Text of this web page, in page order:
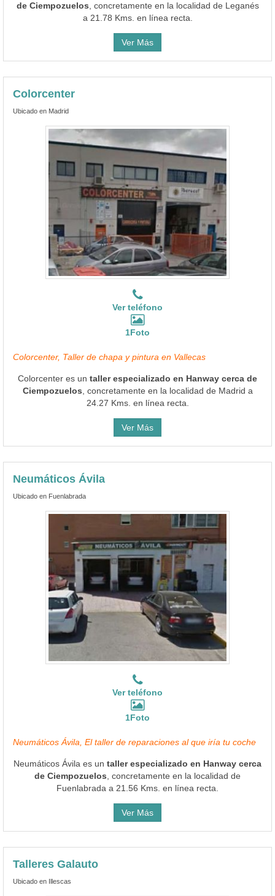
de Ciempozuelos , concretamente en la localidad de Leganés
a 21.78 Kms. en línea recta.
Ver Más
Colorcenter
Ubicado en Madrid
Ver teléfono
1Foto
Colorcenter, Taller de chapa y pintura en Vallecas
Colorcenter es un taller especializado en Hanway cerca de
Ciempozuelos , concretamente en la localidad de Madrid a
24.27 Kms. en línea recta.
Ver Más
Neumáticos Ávila
Ubicado en Fuenlabrada
Ver teléfono
1Foto
Neumáticos Ávila, El taller de reparaciones al que iría tu coche
Neumáticos Ávila es un taller especializado en Hanway cerca
de Ciempozuelos , concretamente en la localidad de
Fuenlabrada a 21.56 Kms. en línea recta.
Ver Más
Talleres Galauto
Ubicado en Illescas